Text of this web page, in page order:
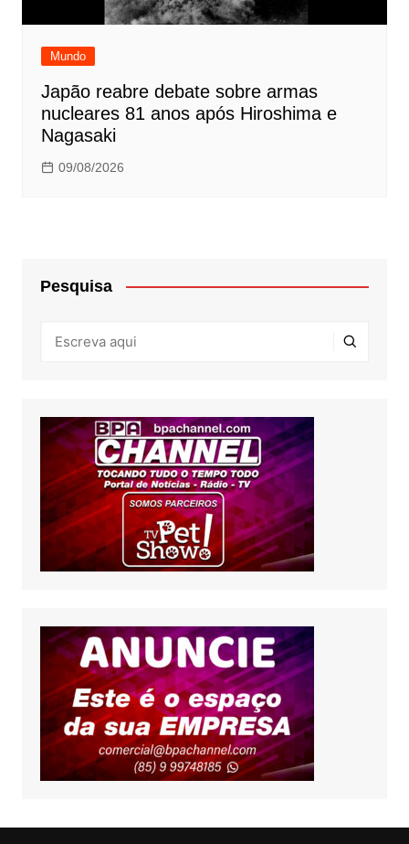
Mundo
Japão reabre debate sobre armas
nucleares 81 anos após Hiroshima e
Nagasaki
09/08/2026
Pesquisa